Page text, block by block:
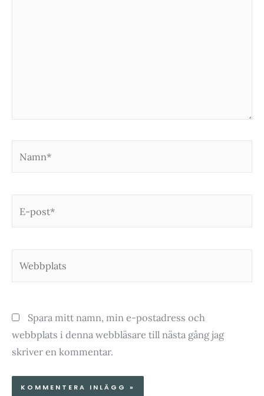
post*
Spara mitt namn, min e-postadress och
webbplats i denna webbläsare till nästa gång jag
skriver en kommentar.